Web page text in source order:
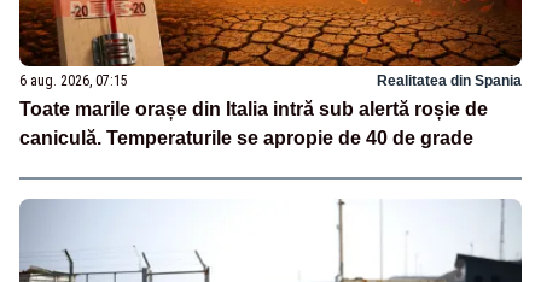
6 aug. 2026, 07:15 Realitatea din Spania
Toate marile orașe din Italia intră sub alertă roșie de
caniculă. Temperaturile se apropie de 40 de grade